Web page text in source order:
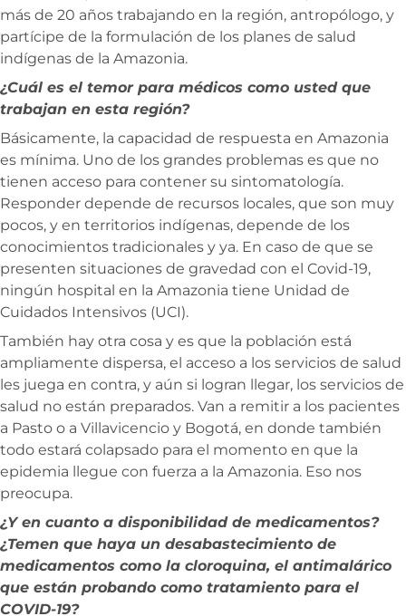
más de 20 años trabajando en la región, antropólogo, y
partícipe de la formulación de los planes de salud
indígenas de la Amazonia.
¿Cuál es el temor para médicos como usted que
trabajan en esta región?
Básicamente, la capacidad de respuesta en Amazonia
es mínima. Uno de los grandes problemas es que no
tienen acceso para contener su sintomatología.
Responder depende de recursos locales, que son muy
pocos, y en territorios indígenas, depende de los
conocimientos tradicionales y ya. En caso de que se
presenten situaciones de gravedad con el Covid-19,
ningún hospital en la Amazonia tiene Unidad de
Cuidados Intensivos (UCI).
También hay otra cosa y es que la población está
ampliamente dispersa, el acceso a los servicios de salud
les juega en contra, y aún si logran llegar, los servicios de
salud no están preparados. Van a remitir a los pacientes
a Pasto o a Villavicencio y Bogotá, en donde también
todo estará colapsado para el momento en que la
epidemia llegue con fuerza a la Amazonia. Eso nos
preocupa.
¿Y en cuanto a disponibilidad de medicamentos?
¿Temen que haya un desabastecimiento de
medicamentos como la cloroquina, el antimalárico
que están probando como tratamiento para el
COVID-19?